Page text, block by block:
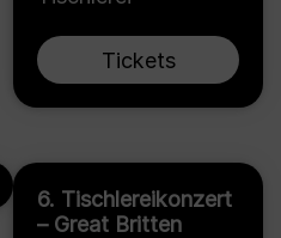
Tickets
6. Tischlereikonzert
– Great Britten